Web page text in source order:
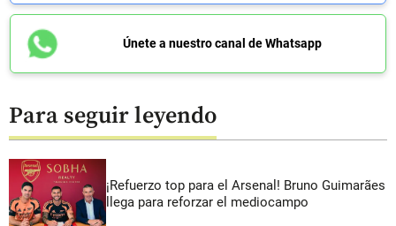
Únete a nuestro canal de Whatsapp
Para seguir leyendo
¡Refuerzo top para el Arsenal! Bruno Guimarães
llega para reforzar el mediocampo